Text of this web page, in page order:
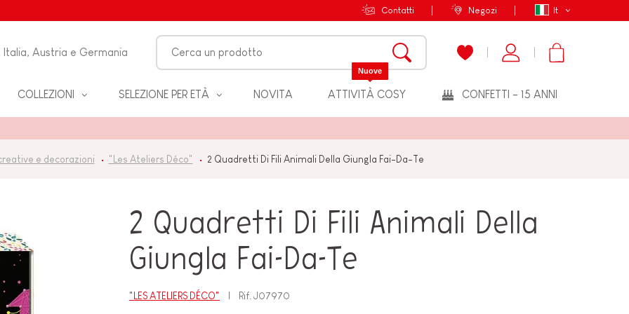
It
Contatti Negozi
Italia, Austria e Germania
COLLEZIONI SELEZIONE PER ETÀ NOVITA ATTIVITÀ COSY
Nuove
CONFETTI - 15 ANNI
e decorazioni "Les Ateliers Déco" 2 Quadretti Di Fili Animali Della Giungla Fai-Da-Te
2 Quadretti Di Fili Animali Della
Giungla Fai-Da-Te
"LES ATELIERS DÉCO" Rif.J07970